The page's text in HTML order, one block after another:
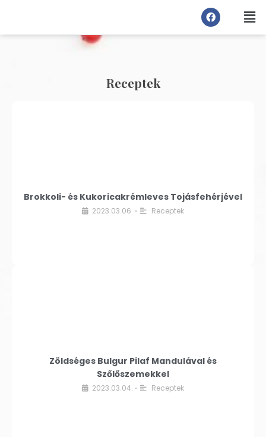
Receptek
Brokkoli- és Kukoricakrémleves Tojásfehérjével
2023.03.06. • Receptek
Zöldséges Bulgur Pilaf Mandulával és
Szőlőszemekkel
2023.03.04. • Receptek